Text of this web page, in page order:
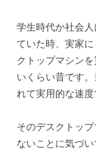
学生時代か社会
ていた時、実家
クトップマシン
いくらい昔です
れて実用的な速度
そのデスクトッ
ないことに気づ